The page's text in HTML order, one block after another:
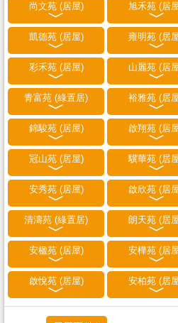
尚文苑 (居屋) 旭禾苑 (居
凱德苑 (居屋) 雍明苑 (居
彩禾苑 (居屋) 山麗苑 (居
青富苑 (綠置居) 裕雅苑 (居
錦駿苑 (居屋) 啟翔苑 (居
冠山苑 (居屋) 驥華苑 (居
安秀苑 (居屋) 啟欣苑 (居
清濤苑 (綠置居) 朗天苑 (居
安楹苑 (居屋) 安樺苑 (居
啟悅苑 (居屋) 安柏苑 (居